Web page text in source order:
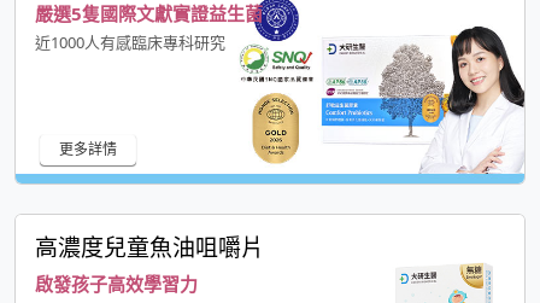
嚴選5隻國際文獻實證益生菌
近1000人有感臨床專科研究
更多詳情
高濃度兒童魚油咀嚼片
啟發孩子高效學習力